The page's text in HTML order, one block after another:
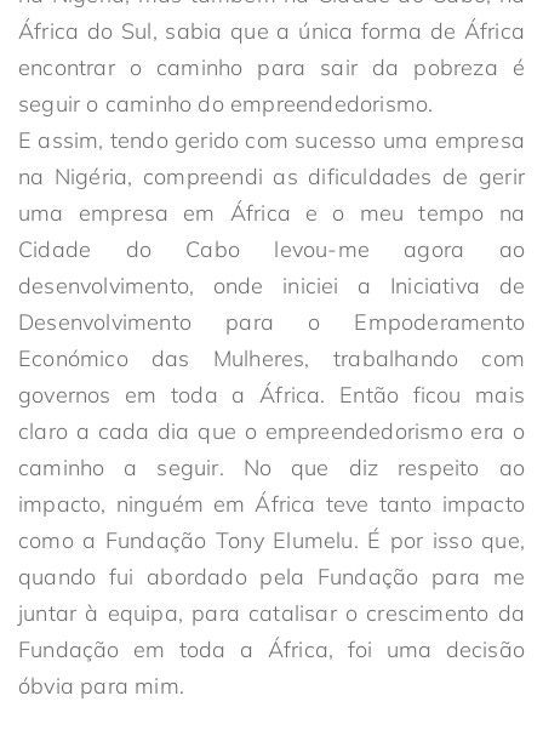
África do Sul, sabia que a única forma de África
encontrar o caminho para sair da pobreza é
seguir o caminho do empreendedorismo.
E assim, tendo gerido com sucesso uma empresa
na Nigéria, compreendi as dificuldades de gerir
uma empresa em África e o meu tempo na
Cidade do Cabo levou-me agora ao
desenvolvimento, onde iniciei a Iniciativa de
Desenvolvimento para o Empoderamento
Económico das Mulheres, trabalhando com
governos em toda a África. Então ficou mais
claro a cada dia que o empreendedorismo era o
caminho a seguir. No que diz respeito ao
impacto, ninguém em África teve tanto impacto
como a Fundação Tony Elumelu. É por isso que,
quando fui abordado pela Fundação para me
juntar à equipa, para catalisar o crescimento da
Fundação em toda a África, foi uma decisão
óbvia para mim.